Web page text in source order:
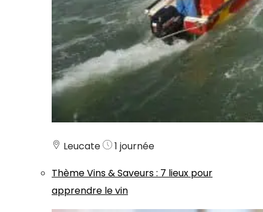
Leucate
1 journée
ThèmeVins & Saveurs: 7 lieux pour
apprendre le vin